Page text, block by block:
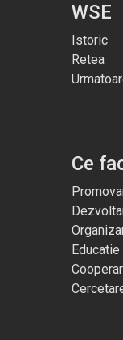
WSE
Istoric
Retea
Ce